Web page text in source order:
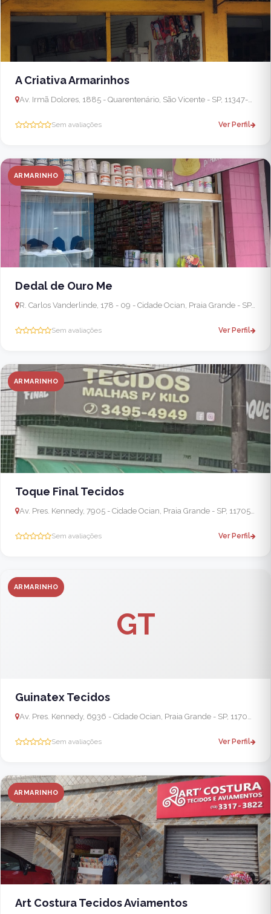
A Criativa Armarinhos
Av. Irmã Dolores, 1885 - Quarentenário, São Vicente - SP, 11347-490, Brasil
Sem avaliações Ver Perfil
ARMARINHO
Dedal de Ouro Me
R. Carlos Vanderlinde, 178 - 09 - Cidade Ocian, Praia Grande - SP, 11704-520, Brasil
Sem avaliações Ver Perfil
ARMARINHO
Toque Final Tecidos
Av. Pres. Kennedy, 7905 - Cidade Ocian, Praia Grande - SP, 11705-000, Brasil
Sem avaliações Ver Perfil
GT
ARMARINHO
Guinatex Tecidos
Av. Pres. Kennedy, 6936 - Cidade Ocian, Praia Grande - SP, 11704-100, Brasil
Sem avaliações Ver Perfil
ARMARINHO
Art Costura Tecidos Aviamentos